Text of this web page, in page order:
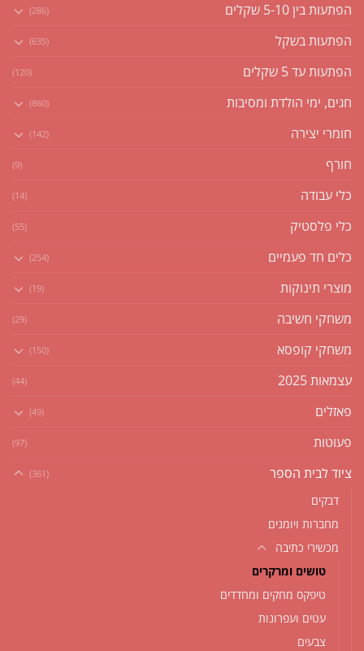
הפתעות בין 5-10 שקלים (286)
הפתעות בשקל (635)
הפתעות עד 5 שקלים (120)
חגים, ימי הולדת ומסיבות (860)
חומרי יצירה (142)
חורף (9)
כלי עבודה (14)
כלי פלסטיק (55)
כלים חד פעמיים (254)
מוצרי תינוקות (19)
משחקי חשיבה (29)
משחקי קופסא (150)
עצמאות 2025 (44)
פאזלים (49)
פעוטות (97)
ציוד לבית הספר (361)
דבקים
מחברות ויומנים
מכשירי כתיבה
טושים ומרקרים
טיפקס מחקים ומחדדים
עטים ועפרונות
צבעים